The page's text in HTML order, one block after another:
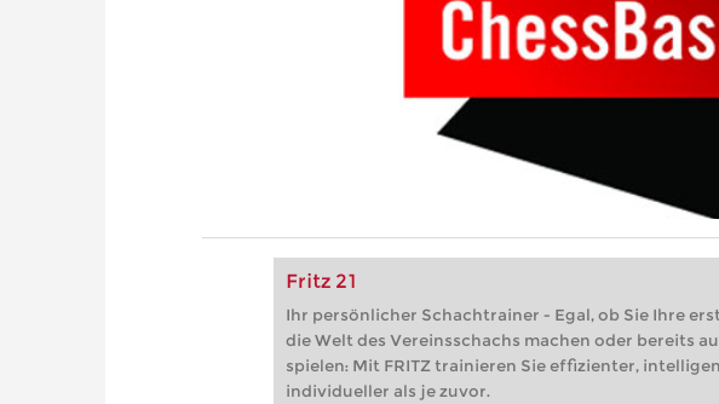
Fritz 21
Ihr persönlicher Schachtrainer - Egal, ob Sie Ihre
die Welt des Vereinsschachs machen oder bereits
spielen: Mit FRITZ trainieren Sie effizienter,
individueller als je zuvor.